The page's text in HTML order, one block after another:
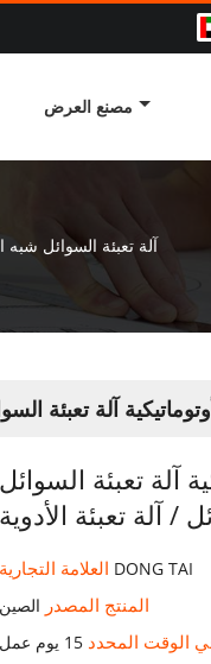
مصنع العرض
آلة تعبئة السوائل شبه
آلة تعبئة
آلة تعبئة السوائل
/ آلة تعبئة الأدوية
DONG TAI
المنتج المصدر الصين
الوقت المحدد 15 يوم عمل